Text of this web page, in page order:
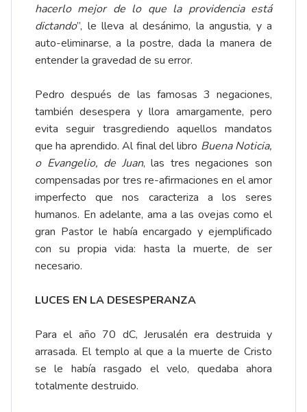
hacerlo mejor de lo que la providencia está
dictando”, le lleva al desánimo, la angustia, y a
auto-eliminarse, a la postre, dada la manera de
entender la gravedad de su error.
Pedro después de las famosas 3 negaciones,
también desespera y llora amargamente, pero
evita seguir trasgrediendo aquellos mandatos
que ha aprendido. Al final del libro Buena Noticia,
o Evangelio, de Juan, las tres negaciones son
compensadas por tres re-afirmaciones en el amor
imperfecto que nos caracteriza a los seres
humanos. En adelante, ama a las ovejas como el
gran Pastor le había encargado y ejemplificado
con su propia vida: hasta la muerte, de ser
necesario.
LUCES EN LA DESESPERANZA
Para el año 70 dC, Jerusalén era destruida y
arrasada. El templo al que a la muerte de Cristo
se le había rasgado el velo, quedaba ahora
totalmente destruido.